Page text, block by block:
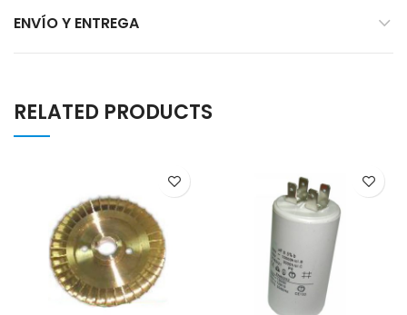
ENVÍO Y ENTREGA
RELATED PRODUCTS